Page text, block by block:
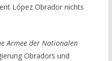
López Obrador nichts
Armee der Nationalen
Obradors und